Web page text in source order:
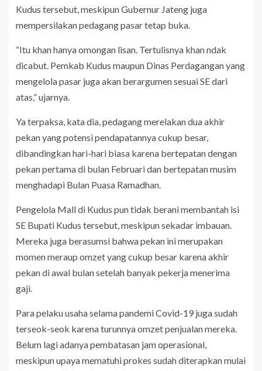
Kudus tersebut, meskipun Gubernur Jateng juga
mempersilakan pedagang pasar tetap buka.
“Itu khan hanya omongan lisan. Tertulisnya khan ndak
dicabut. Pemkab Kudus maupun Dinas Perdagangan yang
mengelola pasar juga akan berargumen sesuai SE dari
atas,” ujarnya.
Ya terpaksa, kata dia, pedagang merelakan dua akhir
pekan yang potensi pendapatannya cukup besar,
dibandingkan hari-hari biasa karena bertepatan dengan
pekan pertama di bulan Februari dan bertepatan musim
menghadapi Bulan Puasa Ramadhan.
Pengelola Mall di Kudus pun tidak berani membantah isi
SE Bupati Kudus tersebut, meskipun sekadar imbauan.
Mereka juga berasumsi bahwa pekan ini merupakan
momen meraup omzet yang cukup besar karena akhir
pekan di awal bulan setelah banyak pekerja menerima
gaji.
Para pelaku usaha selama pandemi Covid-19 juga sudah
terseok-seok karena turunnya omzet penjualan mereka.
Belum lagi adanya pembatasan jam operasional,
meskipun upaya mematuhi prokes sudah diterapkan mulai